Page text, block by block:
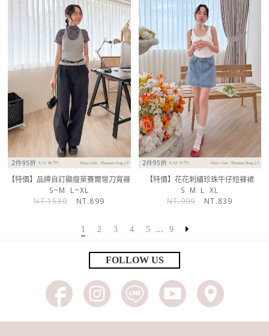
【特價】品牌自訂顯瘦萊賽爾彎刀寬褲
S~M
L~XL
NT.1530
NT.899
【特價】花花刺繡珍珠牛仔短褲裙
S M L XL
NT.999
NT.839
1 2 3 4 5 ... 9
FOLLOW US